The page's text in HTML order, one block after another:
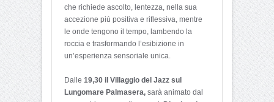
che richiede ascolto, lentezza, nella sua
accezione più positiva e riflessiva, mentre
le onde tengono il tempo, lambendo la
roccia e trasformando l’esibizione in
un’esperienza sensoriale unica.
Dalle 19,30 il Villaggio del Jazz sul
Lungomare Palmasera, sarà animato dal